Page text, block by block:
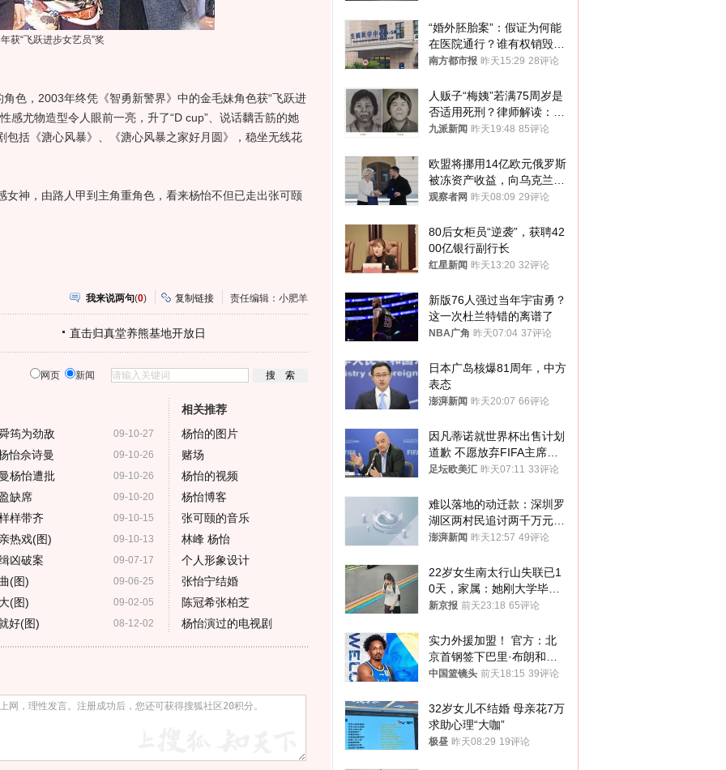
获“飞跃进步女艺员”奖
，2003年终凭《智勇新警界》中的金毛妹角色获“飞跃进
感尤物造型令人眼前一亮，升了“D cup”、说话黐舌筋的她
包括《溏心风暴》、《溏心风暴之家好月圆》，稳坐无线花
，由路人甲到主角重角色，看来杨怡不但已走出张可颐
我来说两句(0) 复制链接 责任编辑：小肥羊
直击归真堂养熊基地开放日
网页 新闻
09-10-27
筠为劲敌
09-10-26
怡佘诗曼
09-10-26
杨怡遭批
09-10-20
缺席
09-10-15
样带齐
09-10-13
热戏(图)
09-07-17
凶破案
09-06-25
(图)
09-02-05
(图)
08-12-02
好(图)
相关推荐
杨怡的图片
赌场
杨怡的视频
杨怡博客
张可颐的音乐
林峰 杨怡
个人形象设计
张怡宁结婚
陈冠希张柏芝
杨怡演过的电视剧
“婚外胚胎案”：假证为何能
在医院通行？谁有权销毁胚
胎？
南方都市报 昨天15:29 28评论
人贩子“梅姨”若满75周岁是
否适用死刑？律师解读：很
大概率不会被判处死刑
九派新闻 昨天19:48 85评论
欧盟将挪用14亿欧元俄罗斯
被冻资产收益，向乌克兰提
供援助
观察者网 昨天08:09 29评论
80后女柜员“逆袭”，获聘42
00亿银行副行长
红星新闻 昨天13:20 32评论
新版76人强过当年宇宙勇？
这一次杜兰特错的离谱了
NBA广角 昨天07:04 37评论
日本广岛核爆81周年，中方
表态
澎湃新闻 昨天20:07 66评论
因凡蒂诺就世界杯出售计划
道歉 不愿放弃FIFA主席职
位
足坛欧美汇 昨天07:11 33评论
难以落地的动迁款：深圳罗
湖区两村民追讨两千万元动
迁款八年未果
澎湃新闻 昨天12:57 49评论
22岁女生南太行山失联已1
0天，家属：她刚大学毕业
想到山里旅行
新京报 前天23:18 65评论
实力外援加盟！ 官方：北
京首钢签下巴里·布朗和桑
普森
中国篮镜头 前天18:15 39评论
32岁女儿不结婚 母亲花7万
求助心理“大咖”
极昼 昨天08:29 19评论